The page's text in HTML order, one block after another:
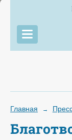
Главная →